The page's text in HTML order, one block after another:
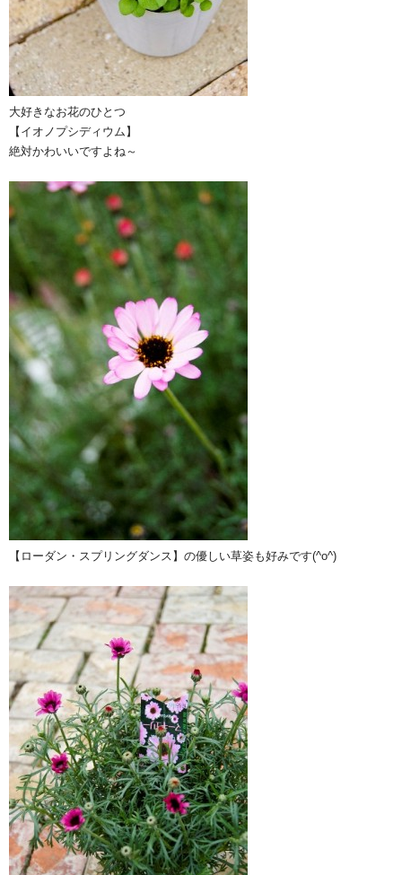
大好きなお花のひとつ
【イオノプシディウム】
絶対かわいいですよね～
【ローダン・スプリングダンス】の優しい草姿も好みです(^o^)